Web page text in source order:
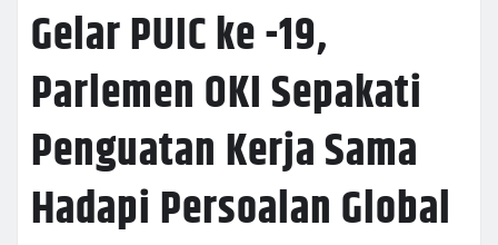
Gelar PUIC ke -19,
Parlemen OKI Sepakati
Penguatan Kerja Sama
Hadapi Persoalan Global